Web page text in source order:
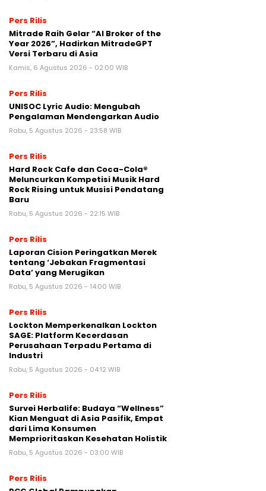
Pers Rilis
Mitrade Raih Gelar “AI Broker of the
Year 2026”, Hadirkan MitradeGPT
Versi Terbaru di Asia
Kamis, 6 Agustus 2026 - 02:00 WIB
Pers Rilis
UNISOC Lyric Audio: Mengubah
Pengalaman Mendengarkan Audio
Rabu, 5 Agustus 2026 - 23:58 WIB
Pers Rilis
Hard Rock Cafe dan Coca-Cola®
Meluncurkan Kompetisi Musik Hard
Rock Rising untuk Musisi Pendatang
Baru
Rabu, 5 Agustus 2026 - 22:15 WIB
Pers Rilis
Laporan Cision Peringatkan Merek
tentang ‘Jebakan Fragmentasi
Data’ yang Merugikan
Rabu, 5 Agustus 2026 - 14:00 WIB
Pers Rilis
Lockton Memperkenalkan Lockton
SAGE: Platform Kecerdasan
Perusahaan Terpadu Pertama di
Industri
Rabu, 5 Agustus 2026 - 04:12 WIB
Pers Rilis
Survei Herbalife: Budaya “Wellness”
Kian Menguat di Asia Pasifik, Empat
dari Lima Konsumen
Memprioritaskan Kesehatan Holistik
Rabu, 5 Agustus 2026 - 03:00 WIB
Pers Rilis